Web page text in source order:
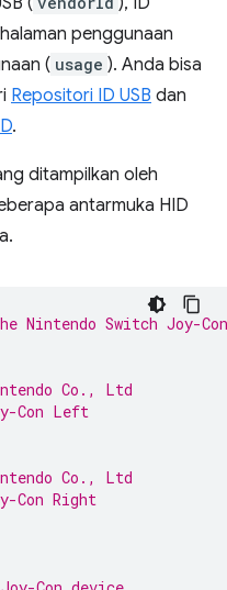
penggunaan
( usage ). Anda bisa
Repositori ID USB dan
.
ditampilkan oleh
antarmuka HID
Switch Joy-Con
Co., Ltd
Con Left
Co., Ltd
Con Right